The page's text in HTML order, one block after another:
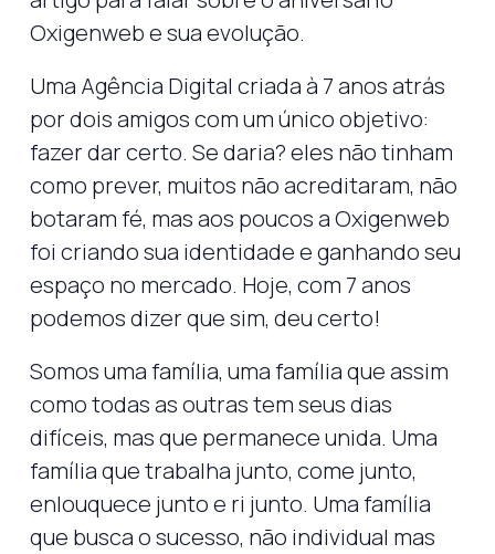
Oxigenweb e sua evolução.
Uma Agência Digital criada à 7 anos atrás
por dois amigos com um único objetivo:
fazer dar certo. Se daria? eles não tinham
como prever, muitos não acreditaram, não
botaram fé, mas aos poucos a Oxigenweb
foi criando sua identidade e ganhando seu
espaço no mercado. Hoje, com 7 anos
podemos dizer que sim, deu certo!
Somos uma família, uma família que assim
como todas as outras tem seus dias
difíceis, mas que permanece unida. Uma
família que trabalha junto, come junto,
enlouquece junto e ri junto. Uma família
que busca o sucesso, não individual mas